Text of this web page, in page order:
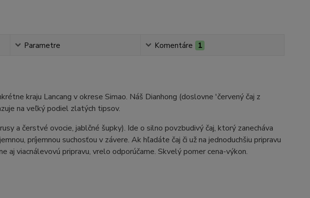
Parametre Komentáre 1
kraju Lancang v okrese Simao. Náš Dianhong (doslovne 'červený čaj z
na veľký podiel zlatých tipsov.
a čerstvé ovocie, jablčné šupky). Ide o silno povzbudivý čaj, ktorý zanecháva
príjemnou suchosťou v závere. Ak hľadáte čaj či už na jednoduchšiu pripravu
aj viacnálevovú pripravu, vrelo odporúčame. Skvelý pomer cena-výkon.